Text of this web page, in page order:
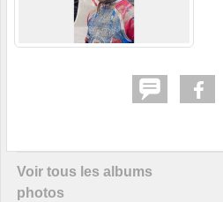
Voir tous les albums
photos